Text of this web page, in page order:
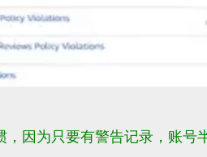
，因为只要有警告记录，账